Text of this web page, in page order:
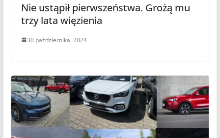
Nie ustąpił pierwszeństwa. Grożą mu
trzy lata więzienia
30 października, 2024